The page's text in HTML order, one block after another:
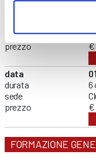
sede
prezzo
€
data
durata
sede
prezzo
6
€
FORMAZIONE